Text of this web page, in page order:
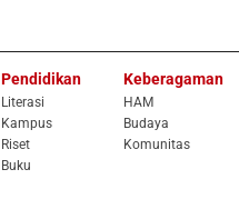
Pendidikan
Literasi
Kampus
Riset
Buku
Keberagaman
HAM
Budaya
Komunitas